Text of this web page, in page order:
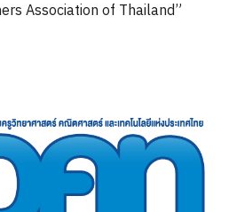
Association of Thailand”